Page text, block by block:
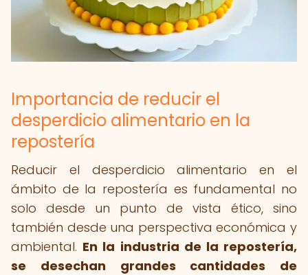
Importancia de reducir el
desperdicio alimentario en la
repostería
Reducir el desperdicio alimentario en el
ámbito de la repostería es fundamental no
solo desde un punto de vista ético, sino
también desde una perspectiva económica y
ambiental. En la industria de la repostería,
se desechan grandes cantidades de